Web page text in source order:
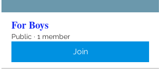
For Boys
Public · 1 member
Join